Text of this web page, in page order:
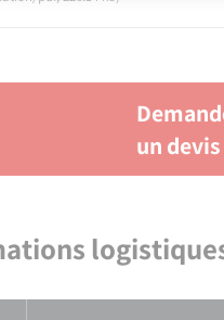
un devis